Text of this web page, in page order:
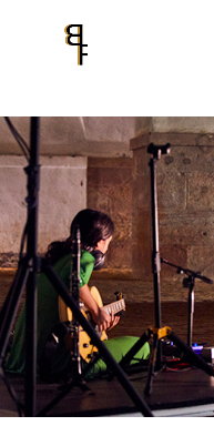
Events
RavE de TorA